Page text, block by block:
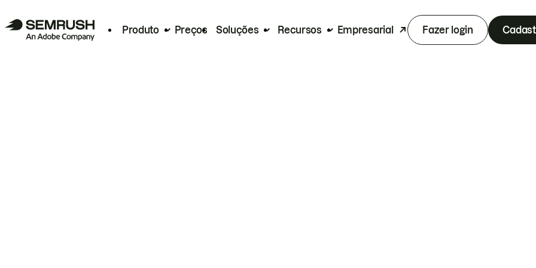
Produto Preços Soluções Recursos Empresarial Fazer login